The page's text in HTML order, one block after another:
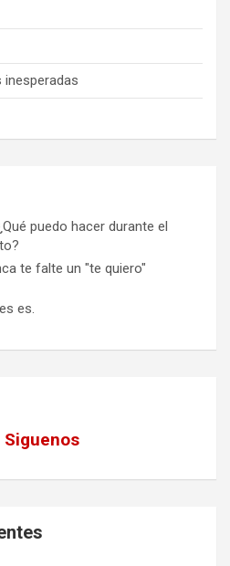
inesperadas
puedo hacer durante el
te falte un "te quiero"
es.
Siguenos